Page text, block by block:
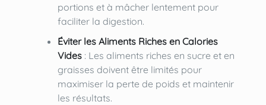
portions et à mâcher lentement pour
faciliter la digestion.
Éviter les Aliments Riches en Calories
Vides: Les aliments riches en sucre et en
graisses doivent être limités pour
maximiser la perte de poids et maintenir
les résultats.